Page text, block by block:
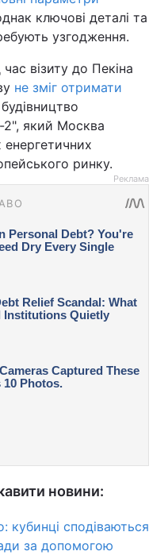
ключові деталі та
узгодження.
візиту до Пекіна
не зміг отримати
2", який Москва
ринку.
Реклама
новини:
кубинці сподіваються
за допомогою